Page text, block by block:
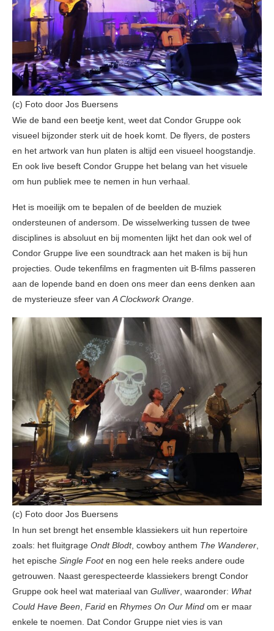
(c) Foto door Jos Buersens
Wie de band een beetje kent, weet dat Condor Gruppe ook
visueel bijzonder sterk uit de hoek komt. De flyers, de posters
en het artwork van hun platen is altijd een visueel hoogstandje.
En ook live beseft Condor Gruppe het belang van het visuele
om hun publiek mee te nemen in hun verhaal.
Het is moeilijk om te bepalen of de beelden de muziek
ondersteunen of andersom. De wisselwerking tussen de twee
disciplines is absoluut en bij momenten lijkt het dan ook wel of
Condor Gruppe live een soundtrack aan het maken is bij hun
projecties. Oude tekenfilms en fragmenten uit B-films passeren
aan de lopende band en doen ons meer dan eens denken aan
de mysterieuze sfeer vanA Clockwork Orange.
(c) Foto door Jos Buersens
In hun set brengt het ensemble klassiekers uit hun repertoire
zoals: het fluitgrage Ondt Blodt, cowboy anthem The Wanderer
het epische Single Footen nog een hele reeks andere oude
getrouwen. Naast gerespecteerde klassiekers brengt Condor
Gruppe ook heel wat materiaal van Gulliver , waaronder: What
Could Have Been Farid en Rhymes On Our Mind om er maar
enkele te noemen. Dat Condor Gruppe niet vies is van